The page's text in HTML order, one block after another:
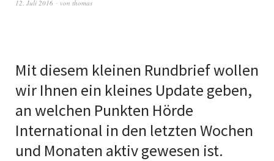
12. Juli 2016 von thomas
Mit diesem kleinen Rundbrief wollen
wir Ihnen ein kleines Update geben,
an welchen Punkten Hörde
International in den letzten Wochen
und Monaten aktiv gewesen ist.